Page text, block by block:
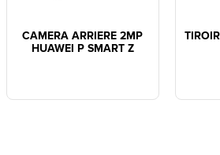
CAMERA ARRIERE 2MP
HUAWEI P SMART Z